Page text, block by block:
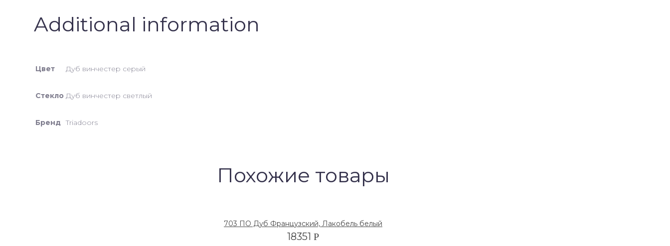
Additional information
Цвет Дуб винчестер серый
Стекло Дуб винчестер светлый
Бренд Triadoors
Похожие товары
703 ПО Дуб Французский, Лакобель белый
18351 Р